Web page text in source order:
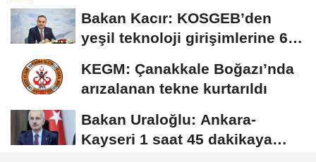
Bakan Kacır: KOSGEB’den
yeşil teknoloji girişimlerine 6,5
KEGM: Çanakkale Boğazı’nda
arızalanan tekne kurtarıldı
Bakan Uraloğlu: Ankara-
Kayseri 1 saat 45 dakikaya